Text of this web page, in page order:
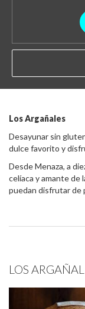
Los Argañales
Desayunar sin
dulce favorito y
Desde Menaza, a
celíaca y amante de
puedan disfrutar de
LOS